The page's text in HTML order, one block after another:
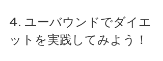
4. ユーバウンドでダイエ
ットを実践してみよう！